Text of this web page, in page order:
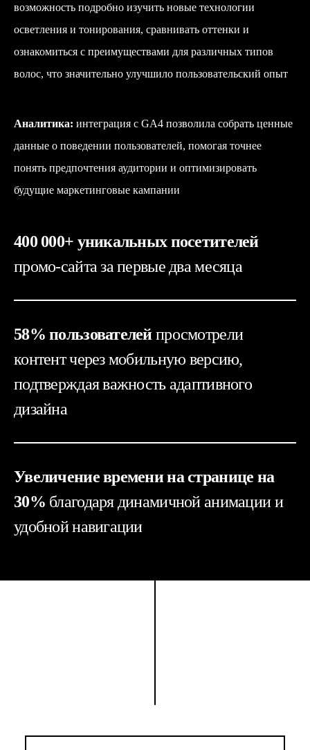
возможность подробно изучить новые технологии
осветления и тонирования, сравнивать оттенки и
ознакомиться с преимуществами для различных типов
волос, что значительно улучшило пользовательский опыт
Аналитика: интеграция с GA4 позволила собрать ценные
данные о поведении пользователей, помогая точнее
понять предпочтения аудитории и оптимизировать
будущие маркетинговые кампании
400 000+ уникальных посетителей
промо-сайта за первые два месяца
58% пользователейпросмотрели
контент через мобильную версию,
подтверждая важность адаптивного
дизайна
Увеличение времени на странице на
30% благодаря динамичной анимации и
удобной навигации